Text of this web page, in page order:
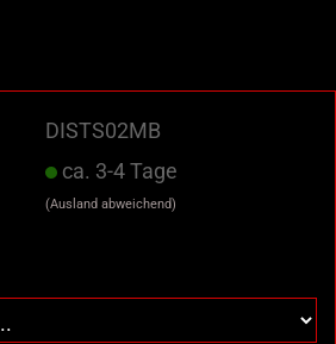
DISTS02MB
ca. 3-4 Tage
(Ausland abweichend)